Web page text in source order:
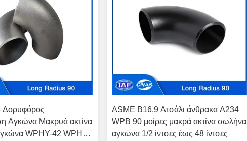
Δορυφόρος
Αγκώνα Μακρυά ακτίνα
WPHY-42 WPHY-
ASME B16.9 Ατσάλι άνθρακα A234
WPB 90 μοίρες μακρά ακτίνα σωλήνα
αγκώνα 1/2 ίντσες έως 48 ίντσες